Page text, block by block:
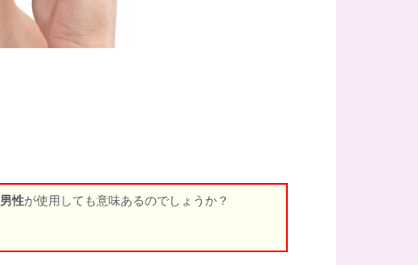
男性が使用しても意味あるのでしょうか？